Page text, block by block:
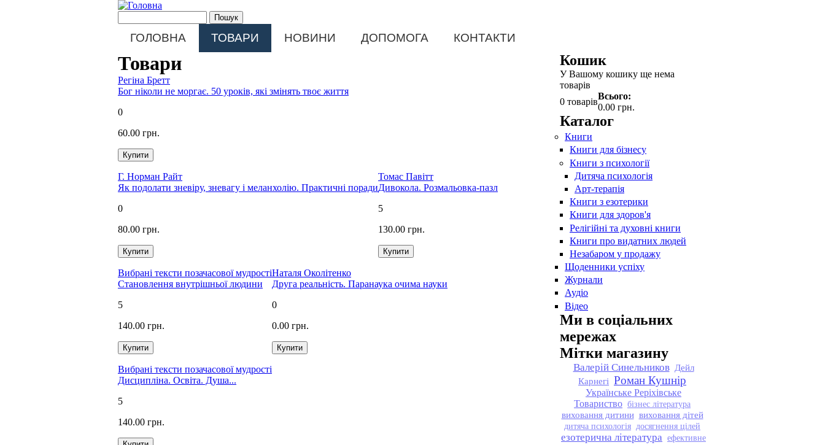
Перейти до основного матеріалу
Пошукова форма
Main menu
ГОЛОВНА ТОВАРИ НОВИНИ ДОПОМОГА КОНТАКТИ
Товари
Регіна Бретт
Бог ніколи не моргає. 50 уроків, які змінять твоє життя
0
60.00 грн.
Г. Норман Райт
Як подолати зневіру, зневагу і меланхолію. Практичні поради
0
80.00 грн.
Томас Павітт
Дивокола. Розмальовка-пазл
5
130.00 грн.
Вибрані тексти позачасової мудрості
Становлення внутрішньої людини
5
140.00 грн.
Наталя Околітенко
Друга реальність. Паранаука очима науки
0
0.00 грн.
Вибрані тексти позачасової мудрості
Дисципліна. Освіта. Душа...
5
140.00 грн.
Кошик
У Вашому кошику ще нема
товарів
0 товарів
Всього:
0.00 грн.
Каталог
Книги
Книги для бізнесу
Книги з психології
Дитяча психологія
Арт-терапія
Книги з езотерики
Книги для здоров'я
Релігійні та духовні книги
Книги про видатних людей
Незабаром у продажу
Щоденники успіху
Журнали
Аудіо
Відео
Ми в соціальних
мережах
Мітки магазину
Валерій Синельников Дейл
Карнегі Роман Кушнір
Українське Реріхівське
Товариство бізнес література
виховання дитини виховання дітей
дитяча психологія досягнення цілей
езотерична література ефективне